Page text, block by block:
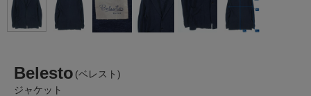
Belesto (ベレスト)
ジャケット